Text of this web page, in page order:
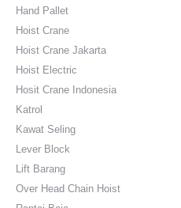
Hand Pallet
Hoist Crane
Hoist Crane Jakarta
Hoist Electric
Hosit Crane Indonesia
Katrol
Kawat Seling
Lever Block
Lift Barang
Over Head Chain Hoist